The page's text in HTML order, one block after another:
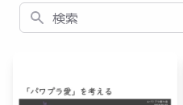
検索